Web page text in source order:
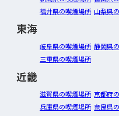
福井県の喫煙場所 山梨県
東海
岐阜県の喫煙場所 静岡県
三重県の喫煙場所
近畿
滋賀県の喫煙場所 京都府
兵庫県の喫煙場所 奈良県